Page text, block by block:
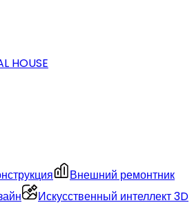
HOUSE
Внешний ремонтник
Искусственный интеллект 3D